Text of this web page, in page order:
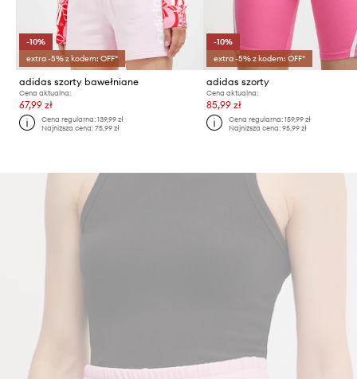
-10%
extra -5% z kodem: OFF*
adidas szorty bawełniane
Cena aktualna:
67,99 zł
Cena regularna:139,99 zł
Najniższa cena:75,99 zł
-10%
extra -5% z kodem: OFF*
adidas szorty
Cena aktualna:
85,99 zł
Cena regularna: 159,99 zł
Najniższa cena: 95,99 zł